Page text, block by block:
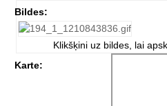
Bildes:
Klikšķini uz bildes, lai
Karte: